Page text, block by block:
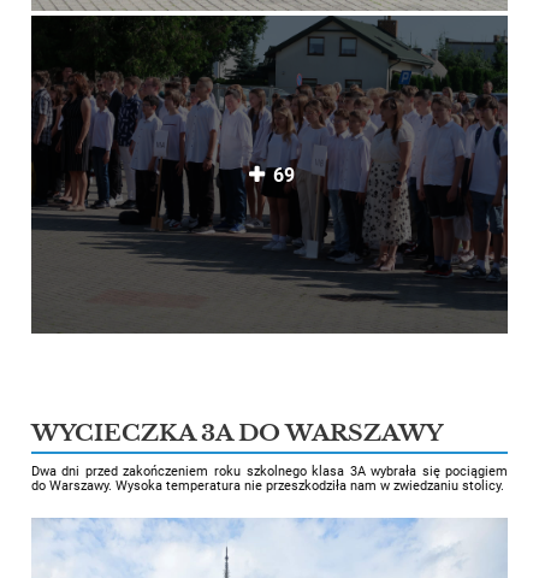
69
WYCIECZKA 3A DO WARSZAWY
Dwa dni przed zakończeniem roku szkolnego klasa 3A wybrała się pociągiem
do Warszawy. Wysoka temperatura nie przeszkodziła nam w zwiedzaniu stolicy.